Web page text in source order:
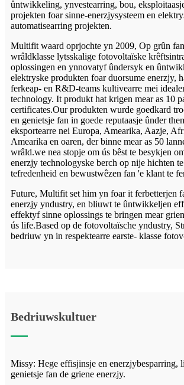
ûntwikkeling, ynvestearring, bou,
projekten foar sinne-enerzjysysteem en
automatisearring projekten.
Multifit waard oprjochte yn 2009, Op grûn
wrâldklasse lytsskalige fotovoltaïske
oplossingen en ynnovatyf ûndersyk en
elektryske produkten foar duorsume enerzjy,
ferkeap- en R&D-teams kultivearre mei
technology. It produkt hat krigen mear as 10
certificates.Our produkten wurde goedkard
en genietsje fan in goede reputaasje ûnder
eksportearre nei Europa, Amearika, Aazje,
Amearika en oaren, der binne mear as 50
wrâld.we nea stopje om ús bêst te besykjen
enerzjy technologyske berch op nije hichten
tefredenheid en bewustwêzen fan 'e klant te
Future, Multifit set him yn foar it ferbetterjen
enerzjy yndustry, en bliuwt te ûntwikkeljen
effektyf sinne oplossings te bringen mear
ús life.Based op de fotovoltaïsche yndustry,
bedriuw yn in respektearre earste- klasse
Bedriuwskultuer
Missy: Hege effisjinsje en enerzjybesparring,
genietsje fan de griene enerzjy.